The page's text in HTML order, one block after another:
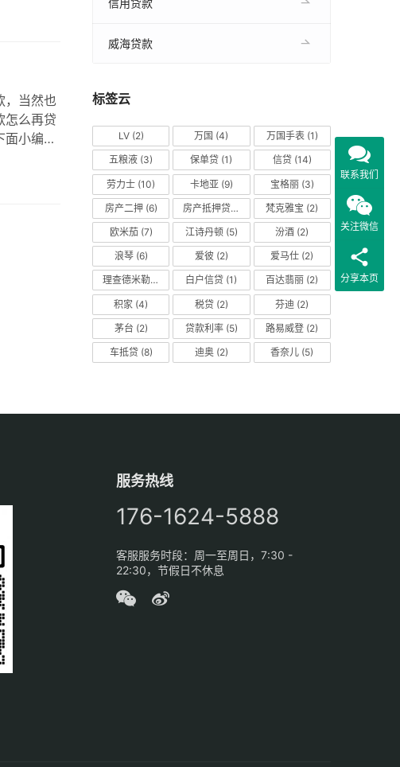
，当然也
怎么再贷
小编就
借款人
信用贷款
威海贷款
标签云
LV(2) 万国 (4) 万国手表(1)
五粮液 (3) 保单贷 (1) 信贷(14)
劳力士 (10) 卡地亚(9) 宝格丽(3)
房产二押(6) 房产抵押贷款 梵克雅宝 (2)
欧米茄(7) 江诗丹顿(5) 汾酒 (2)
浪琴(6) 爱彼 (2) 爱马仕 (2)
理查德米勒
(2) 白户信贷 (1) 百达翡丽 (2)
积家 (4) 税贷(2) 芬迪 (2)
茅台 (2) 贷款利率(5) 路易威登 (2)
车抵贷(8) 迪奥(2) 香奈儿 (5)
服务热线
176-1624-5888
客服服务时段：周一至周日，7:30 -
22:30，节假日不休息
联系我们
关注微信
分享本页